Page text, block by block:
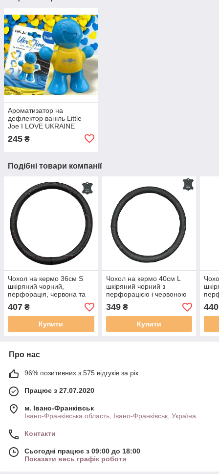
Ароматизатор на
дефлектор ваніль Little
Joe I LOVE UKRAINE
245 ₴
Подібні товари компанії
Чохол на кермо 36см S
шкіряний чорний,
перфорація, червона та
синя нитка Elegant Plus EL
105 795
407 ₴
Купити
Чохол на кермо 40см L
шкіряний чорний з
перфорацією і червоною
ниткою Elegant Plus EL
105 657
349₴
Купити
105
440
Про нас
96% позитивних з 575 відгуків за рік
Працює з 27.07.2020
м. Івано-Франківськ
Івано-Франківська область, Івано-Франківськ, Україна
Контакти
Сьогодні працює з 09:00 до 18:00
Показати весь графік роботи